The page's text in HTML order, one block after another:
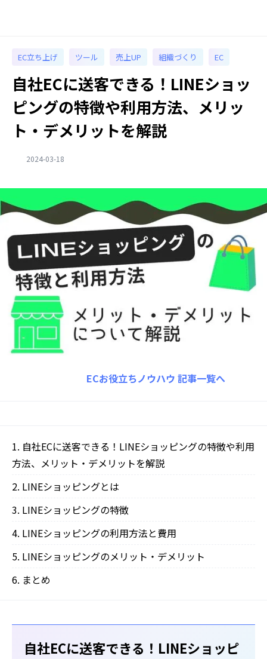
EC立ち上げ ツール 売上UP 組織づくり EC
自社ECに送客できる！LINEショッ
ピングの特徴や利用方法、メリッ
ト・デメリットを解説
2024-03-18
ECお役立ちノウハウ 記事一覧へ
自社ECに送客できる！LINEショッピングの特徴や利用
方法、メリット・デメリットを解説
LINEショッピングとは
LINEショッピングの特徴
LINEショッピングの利用方法と費用
LINEショッピングのメリット・デメリット
まとめ
自社ECに送客できる！LINEショッピ